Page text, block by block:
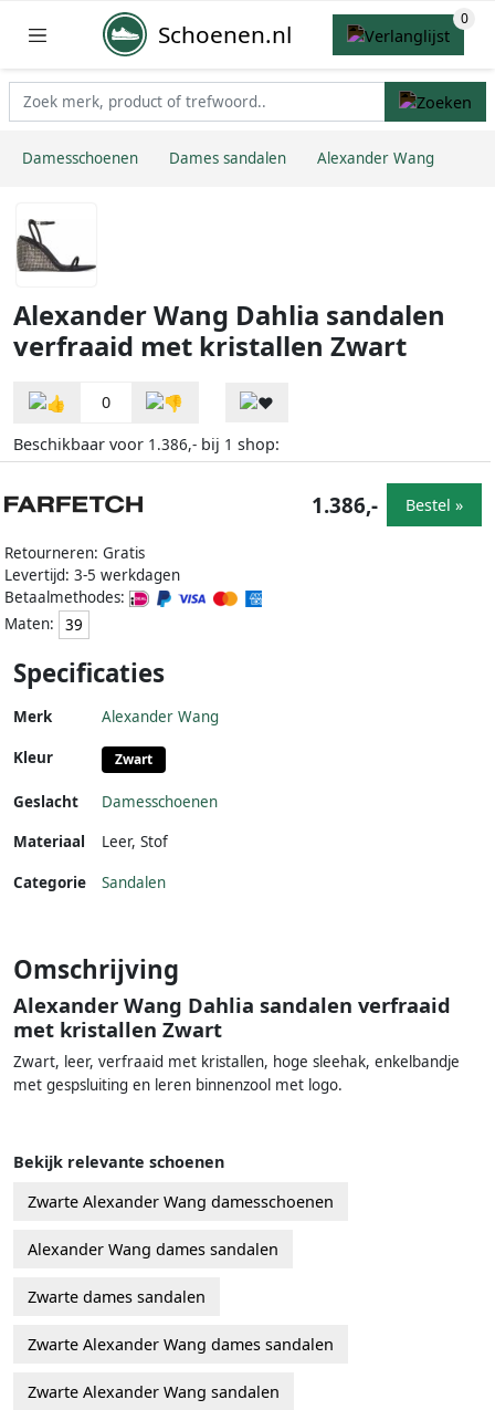
Schoenen.nl
Damesschoenen Dames sandalen Alexander Wang
Alexander Wang Dahlia sandalen
verfraaid met kristallen Zwart
0
Beschikbaar voor 1.386,- bij 1 shop:
Retourneren: Gratis
Levertijd: 3-5 werkdagen
Betaalmethodes:
Maten:
39
1.386,- Bestel »
Specificaties
Merk Alexander Wang
Kleur Zwart
Geslacht
Damesschoenen
Materiaal
Leer, Stof
Categorie Sandalen
Omschrijving
Alexander Wang Dahlia sandalen verfraaid
met kristallen Zwart
Zwart, leer, verfraaid met kristallen, hoge sleehak, enkelbandje
met gespsluiting en leren binnenzool met logo.
Bekijk relevante schoenen
Zwarte Alexander Wang damesschoenen
Alexander Wang dames sandalen
Zwarte dames sandalen
Zwarte Alexander Wang dames sandalen
Zwarte Alexander Wang sandalen